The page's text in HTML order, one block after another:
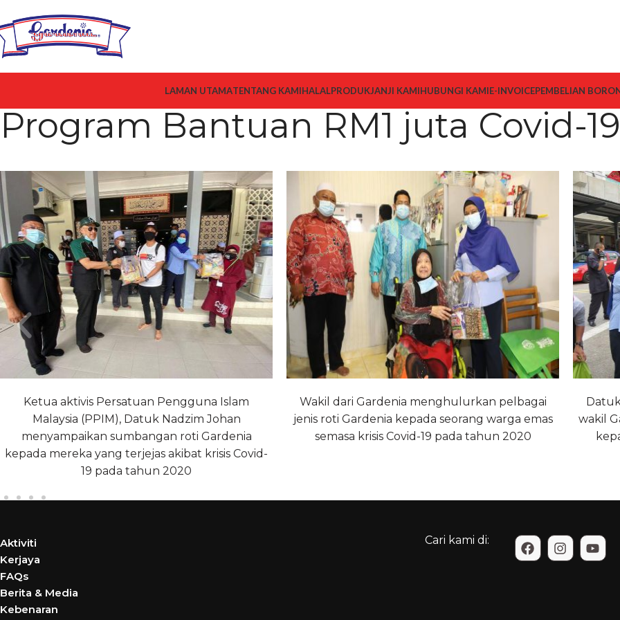
LAMAN UTAMATENTANG KAMIHALALPRODUKJANJI KAMIHUBUNGI KAMIE-INVOICEPEMBELIAN
Program Bantuan RM1 juta Covid-19
Ketua aktivis Persatuan Pengguna Islam
Malaysia (PPIM), Datuk Nadzim Johan
menyampaikan sumbangan roti Gardenia
kepada mereka yang terjejas akibat krisis Covid-
19 pada tahun 2020
Wakil dari Gardenia menghulurkan pelbagai
jenis roti Gardenia kepada seorang warga emas
semasa krisis Covid-19 pada tahun 2020
wakil
Aktiviti
Kerjaya
FAQs
Berita & Media
Kebenaran
Cari kami di: